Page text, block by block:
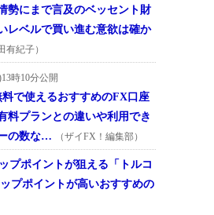
勢にまで言及のベッセント財
レベルで買い進む意欲は確か
有紀子）
時10分公開
で使えるおすすめのFX口座
料プランとの違いや利用でき
の数な…
（ザイFX！編集部）
プポイントが狙える「トルコ
プポイントが高いおすすめの